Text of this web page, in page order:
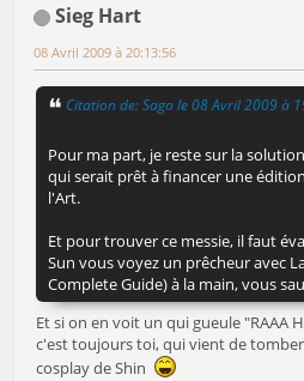
Sieg Hart
08 Avril 2009 à 20:13:56
Citation de: Saga le 08 Avril 2009 à
Pour ma part, je reste sur la
qui serait prêt à financer une
l'Art.
Et pour trouver ce messie, il faut
Sun vous voyez un prêcheur avec
Complete Guide) à la main, vous
Et si on en voit un qui gueule "RAAA
c'est toujours toi, qui vient de
cosplay de Shin